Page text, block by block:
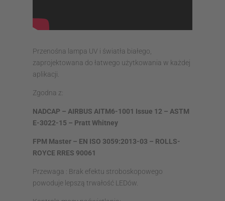
Przenośna lampa UV i światła białego,
zaprojektowana do łatwego użytkowania w każdej
aplikacji.
Zgodna z:
NADCAP – AIRBUS AITM6-1001 Issue 12 – ASTM
E-3022-15 – Pratt Whitney
FPM Master – EN ISO 3059:2013-03 – ROLLS-
ROYCE RRES 90061
Przewaga : Brak efektu stroboskopowego
powoduje lepszą trwałość LEDów.